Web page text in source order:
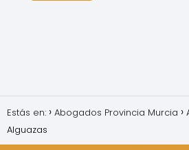
Estás en: Abogados Provincia Murcia
Alguazas